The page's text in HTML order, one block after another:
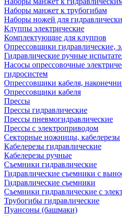
Наборы манжет к трубогибам
Наборы ножей для
Клуппы электрические
Комплектующие для клуппов
Опрессовщики гидравлические,
Гидравлические ручные
Насосы опрессовочные
гидросистем
Опрессовщики кабеля,
Опрессовщики кабеля
Прессы
Прессы гидравлические
Прессы пневмогидравлические
Прессы с электроприводом
Секторные ножницы, кабелерезы
Кабелерезы гидравлические
Кабелерезы ручные
Съемники гидравлические
Гидравлические cъемники с
Гидравлические съемники
Съемники гидравлические с
Трубогибы гидравлические
Пуансоны (башмаки)